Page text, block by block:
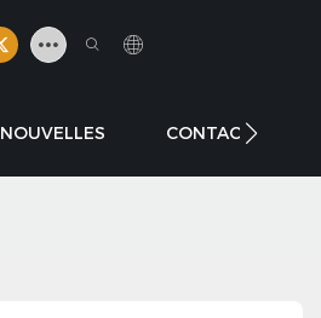
NOUVELLES CONTACTER